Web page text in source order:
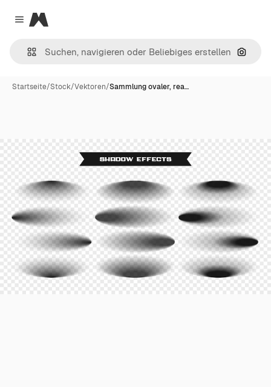
Close menu
Magnific
Nach
Startseite/Stock/Vektoren/Sammlung ovaler, rea…